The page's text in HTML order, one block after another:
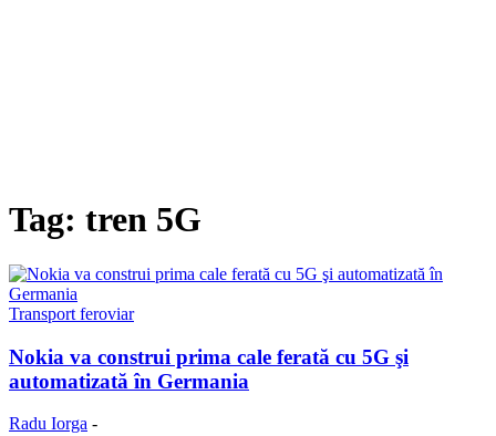
Tag: tren 5G
Transport feroviar
Nokia va construi prima cale ferată cu 5G şi
automatizată în Germania
Radu Iorga -